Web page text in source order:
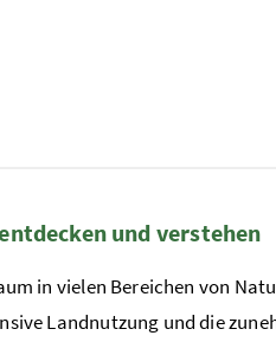
und verstehen
in vielen Bereichen von
Landnutzung und die